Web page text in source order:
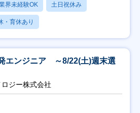
界未経験OK 土日祝休み
・育休あり
エンジニア ～8/22(土)週末選
ジー株式会社